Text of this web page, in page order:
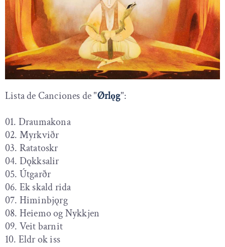
Lista de Canciones de "Ørlǫg":
01. Draumakona
02. Myrkviðr
03. Ratatoskr
04. Dǫkksalir
05. Útgarðr
06. Ek skald rida
07. Himinbjǫrg
08. Heiemo og Nykkjen
09. Veit barnit
10. Eldr ok iss